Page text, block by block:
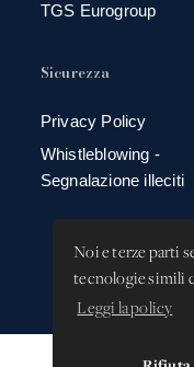
Noi e terze parti
tecnologie simili
Leggi la policy
TGS Eurogroup
Sicurezza
Privacy Policy
Whistleblowing -
Segnalazione illeciti